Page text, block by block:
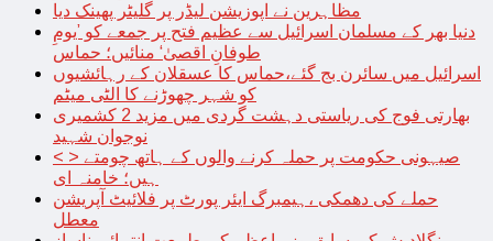
مظاہرین نے اپوزیشن لیڈر پر گلیٹر پھینک دیا
دنیا بھر کے مسلمان اسرائیل سے عظیم فتح پر جمعے کو ’یومِ
طوفانِ اقصیٰ‘ منائیں؛ حماس
اسرائیل میں سائرن بج گئے،حماس کا عسقلان کے رہائشیوں
کو شہر چھوڑنے کا الٹی میٹم
بھارتی فوج کی ریاستی دہشت گردی میں مزید 2 کشمیری
نوجوان شہید
< > صیہونی حکومت پر حملہ کرنے والوں کے ہاتھ چومتے
ہیں؛ خامنہ ای
حملے کی دھمکی ،ہیمبرگ ایئر پورٹ پر فلائیٹ آپریشن
معطل